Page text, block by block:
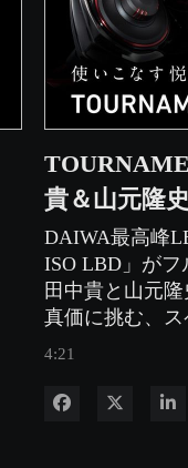
貴＆山元隆史
DAIWA最高峰
ISO LBD」がフ
田中貴と山元
真価に挑む、ス
4:21
Facebook で共有
Xで共